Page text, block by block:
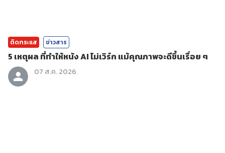
ติดกระแส ข่าวสาร
5 เหตุผล ที่ทำให้หนัง AI ไม่เวิร์ก แม้คุณภาพจะดีขึ้นเรื่อย ๆ
07 ส.ค. 2026